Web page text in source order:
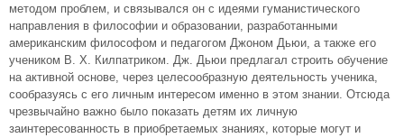
методом проблем, и связывался он с идеями гуманистического
направления в философии и образовании, разработанными
американским философом и педагогом Джоном Дьюи, а также его
учеником В. Х. Килпатриком. Дж. Дьюи предлагал строить обучение
на активной основе, через целесообразную деятельность ученика,
сообразуясь с его личным интересом именно в этом знании. Отсюда
чрезвычайно важно было показать детям их личную
заинтересованность в приобретаемых знаниях, которые могут и